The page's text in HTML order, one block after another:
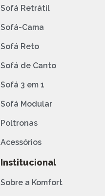
Sofá Retrátil
Sofá-Cama
Sofá Reto
Sofá de Canto
Sofá 3 em 1
Sofá Modular
Poltronas
Acessórios
Institucional
Sobre a Komfort